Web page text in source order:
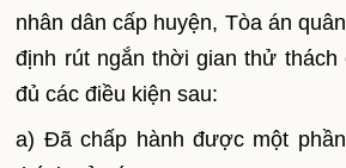
nhân dân cấp huyện, Tòa án
định rút ngắn thời gian thử thách
đủ các điều kiện sau:
a) Đã chấp hành được một